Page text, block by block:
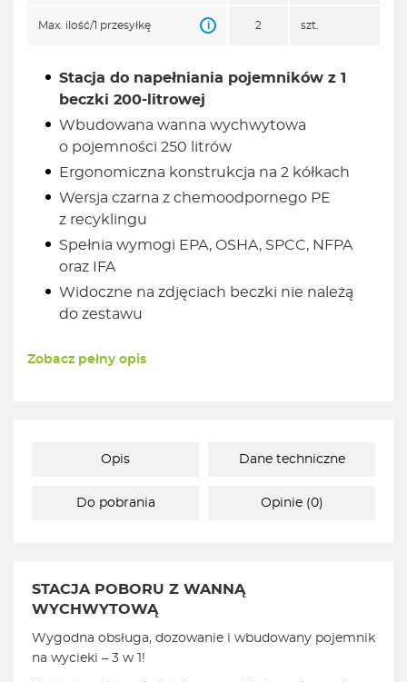
Max. ilość/1 przesyłkę i 2 szt.
Stacja do napełniania pojemników z 1
beczki 200-litrowej
Wbudowana wanna wychwytowa
o pojemności 250 litrów
Ergonomiczna konstrukcja na 2 kółkach
Wersja czarna z chemoodpornego PE
z recyklingu
Spełnia wymogi EPA, OSHA, SPCC, NFPA
oraz IFA
Widoczne na zdjęciach beczki nie należą
do zestawu
Zobacz pełny opis
Opis Dane techniczne
Do pobrania Opinie (0)
STACJA POBORU Z WANNĄ
WYCHWYTOWĄ
Wygodna obsługa, dozowanie i wbudowany pojemnik
na wycieki – 3 w 1!